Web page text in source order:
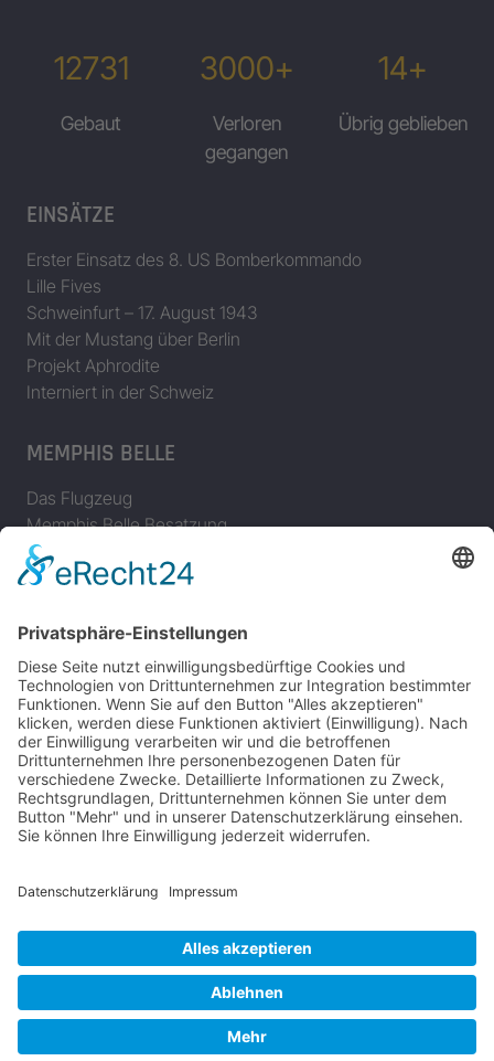
12731
Gebaut
3000+
Verloren
gegangen
14+
Übrig geblieben
EINSÄTZE
Erster Einsatz des 8. US Bomberkommando
Lille Fives
Schweinfurt – 17. August 1943
Mit der Mustang über Berlin
Projekt Aphrodite
Interniert in der Schweiz
MEMPHIS BELLE
Das Flugzeug
Memphis Belle Besatzung
Einsätze der Memphis Belle
Memphis Belle – Original Dokumentation
The Memphis Belle – The Final Chapter in Memphis
JAGDFLUGZEUGE
Bomber-Geleitschutz
Tuskeegee Airmen
Focke Wulf FW 190
Messerschmitt Bf 109
Messerschmitt Me 163
P-38 Lightning
INFO
Über diese B-17 Webseite